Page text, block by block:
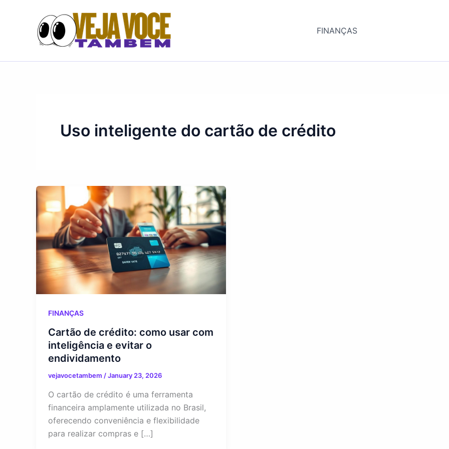
FINANÇAS
Uso inteligente do cartão de crédito
FINANÇAS
Cartão de crédito: como usar com
inteligência e evitar o
endividamento
vejavocetambem /January 23, 2026
O cartão de crédito é uma ferramenta
financeira amplamente utilizada no Brasil,
oferecendo conveniência e flexibilidade
para realizar compras e […]